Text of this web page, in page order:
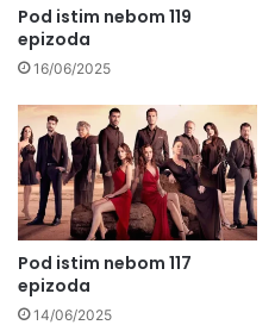
Pod istim nebom 119
epizoda
16/06/2025
Pod istim nebom 117
epizoda
14/06/2025